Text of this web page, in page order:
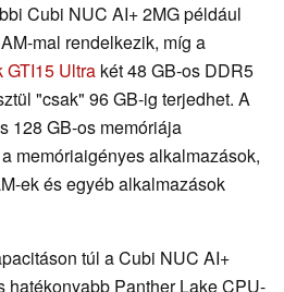
Cubi NUC AI+ 2MG például
mal rendelkezik, míg a
GTI15 Ultra két 48 GB-os DDR5
"csak" 96 GB-ig terjedhet. A
128 GB-os memóriája
memóriaigényes alkalmazások,
ek és egyéb alkalmazások
túl a Cubi NUC AI+
hatékonyabb Panther Lake CPU-